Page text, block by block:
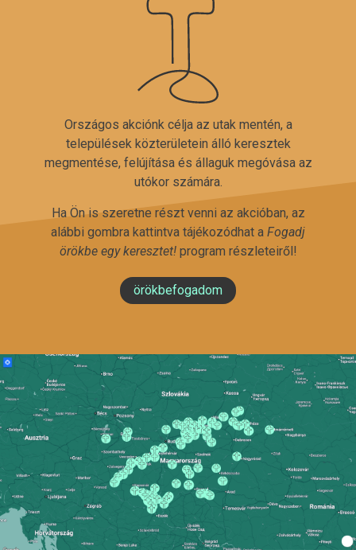
Országos akciónk célja az utak mentén, a
települések közterületein álló keresztek
megmentése, felújítása és állaguk megóvása az
utókor számára.
Ha Ön is szeretne részt venni az akcióban, az
alábbi gombra kattintva tájékozódhat a Fogadj
örökbe egy keresztet!program részleteiről!
örökbefogadom